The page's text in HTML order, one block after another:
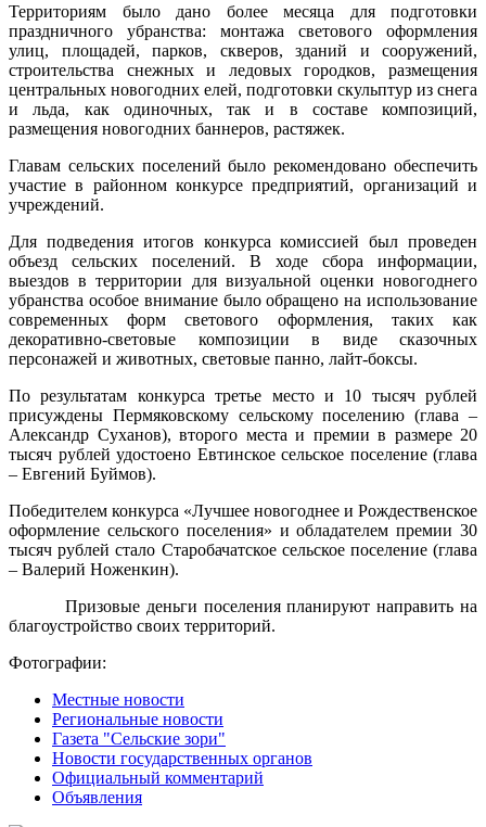
Территориям было дано более месяца для подготовки
праздничного убранства: монтажа светового оформления
улиц, площадей, парков, скверов, зданий и сооружений,
строительства снежных и ледовых городков, размещения
центральных новогодних елей, подготовки скульптур из снега
и льда, как одиночных, так и в составе композиций,
размещения новогодних баннеров, растяжек.
Главам сельских поселений было рекомендовано обеспечить
участие в районном конкурсе предприятий, организаций и
учреждений.
Для подведения итогов конкурса комиссией был проведен
объезд сельских поселений. В ходе сбора информации,
выездов в территории для визуальной оценки новогоднего
убранства особое внимание было обращено на использование
современных форм светового оформления, таких как
декоративно-световые композиции в виде сказочных
персонажей и животных, световые панно, лайт-боксы.
По результатам конкурса третье место и 10 тысяч рублей
присуждены Пермяковскому сельскому поселению (глава –
Александр Суханов), второго места и премии в размере 20
тысяч рублей удостоено Евтинское сельское поселение (глава
– Евгений Буймов).
Победителем конкурса «Лучшее новогоднее и Рождественское
оформление сельского поселения» и обладателем премии 30
тысяч рублей стало Старобачатское сельское поселение (глава
– Валерий Ноженкин).
Призовые деньги поселения планируют направить на
благоустройство своих территорий.
Фотографии:
Местные новости
Региональные новости
Газета "Сельские зори"
Новости государственных органов
Официальный комментарий
Объявления